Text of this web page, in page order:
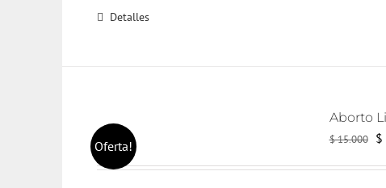
Detalles
Oferta!
Aborto
$15.000
El
$